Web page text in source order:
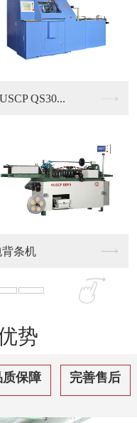
高速全自... 自
势
质保障 完善售后